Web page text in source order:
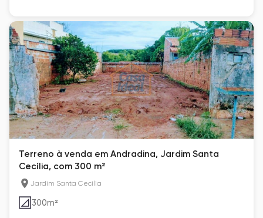
Terreno à venda em Andradina, Jardim Santa
Cecília, com 300 m²
Jardim Santa Cecília
300m²